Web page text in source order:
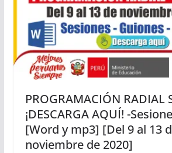
PROGRAMACIÓN RADIAL
¡DESCARGA AQUÍ! -
[Word y mp3] [Del 9 al 13
noviembre de 2020]